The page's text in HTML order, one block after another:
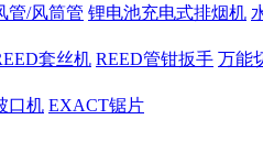
管/风筒管 锂电池充电式排烟机
套丝机 REED管钳扳手 万能
口机 EXACT锯片